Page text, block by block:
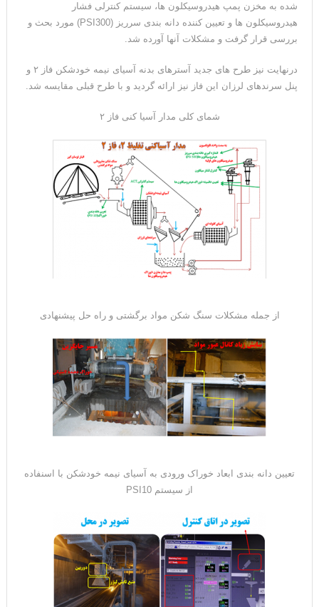
شده به مخزن پمپ هیدروسیکلون ها، سیستم کنترلی فشار
هیدروسیکلون ها و تعیین کننده دانه بندی سرریز (PSI300) مورد بحث و
بررسی قرار گرفت و مشکلات آنها آورده شد.
درنهایت نیز طرح های جدید آسترهای بدنه آسیای نیمه خودشکن فاز ۲ و
پنل سرندهای لرزان این فاز نیز ارائه گردید و با طرح قبلی مقایسه شد.
شمای کلی مدار آسیا کنی فاز ۲
از جمله مشکلات سنگ شکن مواد برگشتی و راه حل پیشنهادی
تعیین دانه بندی ابعاد خوراک ورودی به آسیای نیمه خودشکن با اسنفاده
از سیستم PSI10